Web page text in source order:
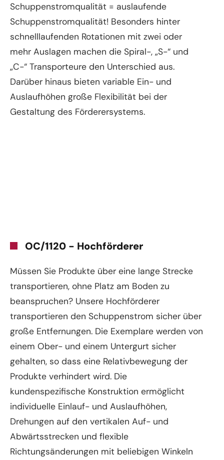
Schuppenstromqualität = auslaufende
Schuppenstromqualität! Besonders hinter
schnelllaufenden Rotationen mit zwei oder
mehr Auslagen machen die Spiral-, „S-“ und
„C-“ Transporteure den Unterschied aus.
Darüber hinaus bieten variable Ein- und
Auslaufhöhen große Flexibilität bei der
Gestaltung des Förderersystems.
OC/1120 - Hochförderer
Müssen Sie Produkte über eine lange Strecke
transportieren, ohne Platz am Boden zu
beanspruchen? Unsere Hochförderer
transportieren den Schuppenstrom sicher über
große Entfernungen. Die Exemplare werden von
einem Ober- und einem Untergurt sicher
gehalten, so dass eine Relativbewegung der
Produkte verhindert wird. Die
kundenspezifische Konstruktion ermöglicht
individuelle Einlauf- und Auslaufhöhen,
Drehungen auf den vertikalen Auf- und
Abwärtsstrecken und flexible
Richtungsänderungen mit beliebigen Winkeln